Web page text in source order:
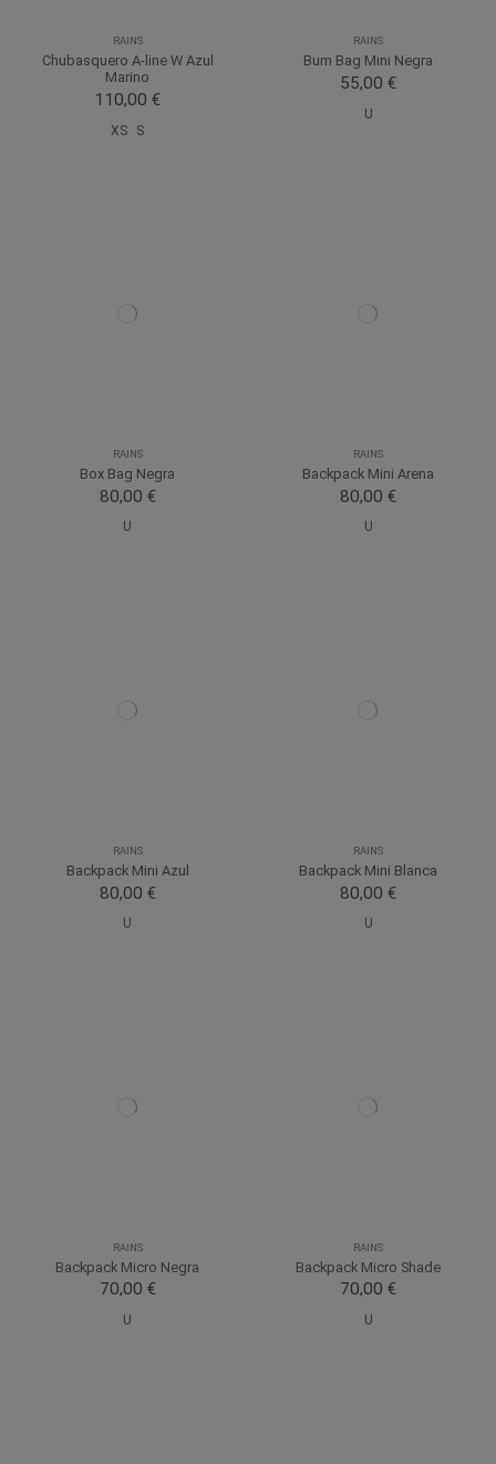
RAINS
Chubasquero A-line W Azul
Marino
110,00 €
XS S
RAINS
Bum Bag Mini Negra
55,00 €
U
RAINS
Box Bag Negra
80,00 €
U
RAINS
Backpack Mini Arena
80,00 €
U
RAINS
Backpack Mini Azul
80,00 €
U
RAINS
Backpack Mini Blanca
80,00 €
U
RAINS
Backpack Micro Negra
70,00 €
U
RAINS
Backpack Micro Shade
70,00 €
U